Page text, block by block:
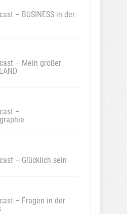
– BUSINESS in der
– Mein großer
–
– Glücklich sein
– Fragen in der